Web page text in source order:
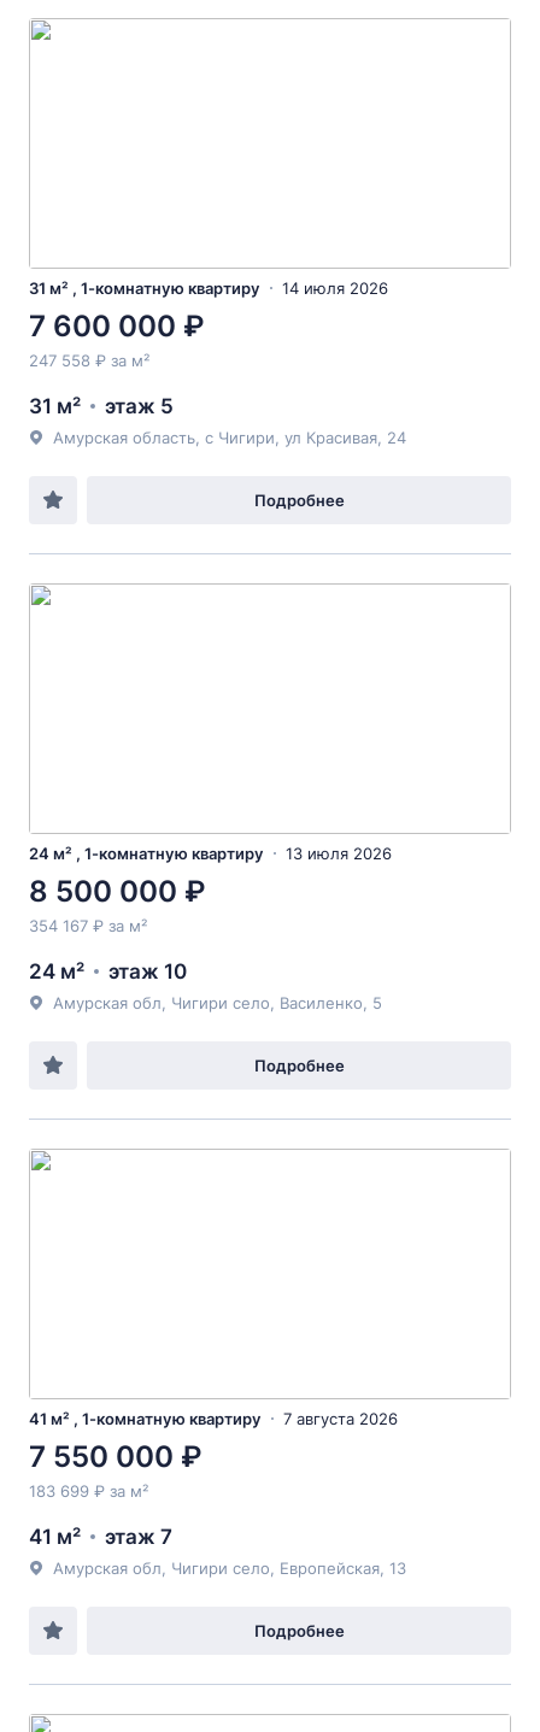
31 м² , 1-комнатную квартиру 14 июля 2026
7 600 000 ₽
247 558 ₽ за м²
31 м² этаж 5
Амурская область, с Чигири, ул Красивая, 24
Подробнее
24 м² , 1-комнатную квартиру 13 июля 2026
8 500 000 ₽
354 167 ₽ за м²
24 м² этаж 10
Амурская обл, Чигири село, Василенко, 5
Подробнее
41 м² , 1-комнатную квартиру 7 августа 2026
7 550 000 ₽
183 699 ₽ за м²
41 м² этаж 7
Амурская обл, Чигири село, Европейская, 13
Подробнее